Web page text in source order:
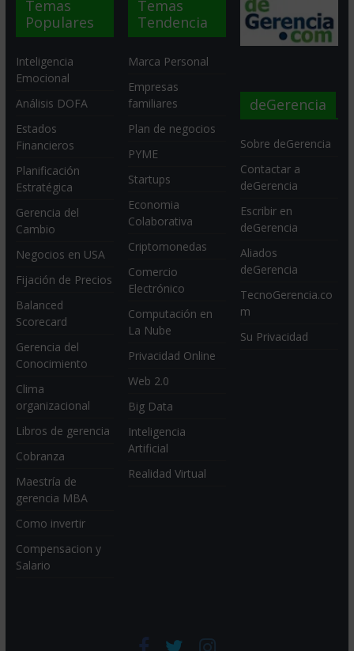
Temas
Populares
Inteligencia
Emocional
Análisis DOFA
Estados
Financieros
Planificación
Estratégica
Gerencia del
Cambio
Negocios en USA
Fijación de Precios
Balanced
Scorecard
Gerencia del
Conocimiento
Clima
organizacional
Libros de gerencia
Cobranza
Maestría de
gerencia MBA
Como invertir
Compensacion y
Salario
Temas
Tendencia
Marca Personal
Empresas
familiares
Plan de negocios
PYME
Startups
Economia
Colaborativa
Criptomonedas
Comercio
Electrónico
Computación en
La Nube
Privacidad Online
Web 2.0
Big Data
Inteligencia
Artificial
Realidad Virtual
deGerencia
Sobre deGerencia
Contactar a
deGerencia
Escribir en
deGerencia
Aliados
deGerencia
TecnoGerencia.co
m
Su Privacidad